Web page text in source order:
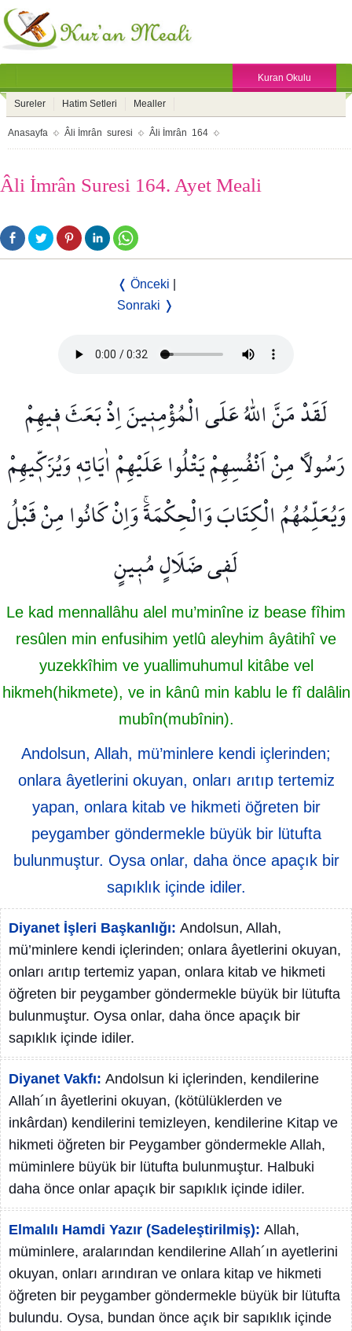
Kuran Okulu
Sureler Hatim Setleri Mealler
Anasayfa Âli İmrân suresi Âli İmrân 164
Âli İmrân Suresi 164. Ayet Meali
❬ Önceki
Sonraki ❭
لَقَدْ مَنَّ اللّٰهُ عَلَى الْمُؤْمِن۪ينَ اِذْ بَعَثَ ف۪يهِمْ
رَسُولًا مِنْ اَنْفُسِهِمْ يَتْلُوا عَلَيْهِمْ اٰيَاتِه۪ وَيُزَكّ۪يهِمْ
وَيُعَلِّمُهُمُ الْكِتَابَ وَالْحِكْمَةَۚ وَاِنْ كَانُوا مِنْ قَبْلُ
لَف۪ي ضَلَالٍ مُب۪ينٍ
Le kad mennallâhu alel mu’minîne iz bease fîhim
resûlen min enfusihim yetlû aleyhim âyâtihî ve
yuzekkîhim ve yuallimuhumul kitâbe vel
hikmeh(hikmete), ve in kânû min kablu le fî dalâlin
mubîn(mubînin).
Andolsun, Allah, mü’minlere kendi içlerinden;
onlara âyetlerini okuyan, onları arıtıp tertemiz
yapan, onlara kitab ve hikmeti öğreten bir
peygamber göndermekle büyük bir lütufta
bulunmuştur. Oysa onlar, daha önce apaçık bir
sapıklık içinde idiler.
Diyanet İşleri Başkanlığı: Andolsun, Allah,
mü’minlere kendi içlerinden; onlara âyetlerini okuyan,
onları arıtıp tertemiz yapan, onlara kitab ve hikmeti
öğreten bir peygamber göndermekle büyük bir lütufta
bulunmuştur. Oysa onlar, daha önce apaçık bir
sapıklık içinde idiler.
Diyanet Vakfı: Andolsun ki içlerinden, kendilerine
Allah´ın âyetlerini okuyan, (kötülüklerden ve
inkârdan) kendilerini temizleyen, kendilerine Kitap ve
hikmeti öğreten bir Peygamber göndermekle Allah,
müminlere büyük bir lütufta bulunmuştur. Halbuki
daha önce onlar apaçık bir sapıklık içinde idiler.
Elmalılı Hamdi Yazır (Sadeleştirilmiş): Allah,
müminlere, aralarından kendilerine Allah´ın ayetlerini
okuyan, onları arındıran ve onlara kitap ve hikmeti
öğreten bir peygamber göndermekle büyük bir lütufta
bulundu. Oysa, bundan önce açık bir sapıklık içinde